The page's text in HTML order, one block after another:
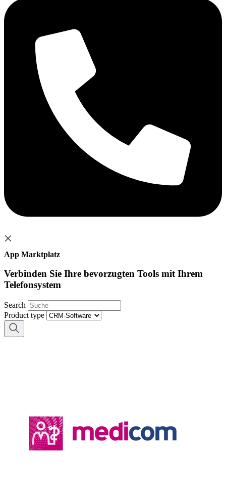
App Marktplatz
Verbinden Sie Ihre bevorzugten Tools mit Ihrem
Telefonsystem
Search
Product type